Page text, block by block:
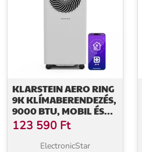
KLARSTEIN AERO RING
9K KLÍMABERENDEZÉS,
9000 BTU, MOBIL ÉS
OKOS, MAX. 31 M²
HANGVEZÉRLÉSSEL
123 590 Ft
ElectronicStar